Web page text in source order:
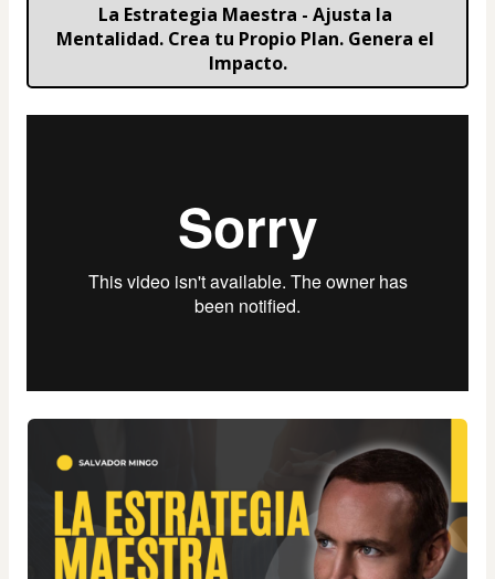
La Estrategia Maestra - Ajusta la
Mentalidad. Crea tu Propio Plan. Genera el
Impacto.